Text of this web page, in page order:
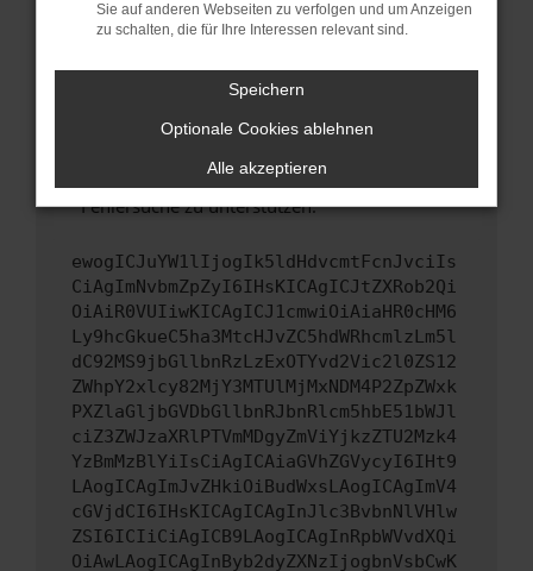
führen, dass bestimmte Funktionen nicht mehr
unterstützt werden.
Wende dich an den Webseitenbetreiber.
Wenn du alle oben genannten Schritte versucht
hast, kontaktiere uns bitte. Wir werden
uns diesen Text schicken, um uns bei der
Fehlersuche zu unterstützen:
ewogICJuYW1lIjogIk5ldHdvcmtFcnJvciIs
CiAgImNvbmZpZyI6IHsKICAgICJtZXRob2Qi
OiAiR0VUIiwKICAgICJ1cmwiOiAiaHR0cHM6
Ly9hcGkueC5ha3MtcHJvZC5hdWRhcmlzLm5l
dC92MS9jbGllbnRzLzExOTYvd2Vic2l0ZS12
ZWhpY2xlcy82MjY3MTUlMjMxNDM4P2ZpZWxk
PXZlaGljbGVDbGllbnRJbnRlcm5hbE51bWJl
ciZ3ZWJzaXRlPTVmMDgyZmViYjkzZTU2Mzk4
YzBmMzBlYiIsCiAgICAiaGVhZGVycyI6IHt9
LAogICAgImJvZHkiOiBudWxsLAogICAgImV4
cGVjdCI6IHsKICAgICAgInJlc3BvbnNlVHlw
ZSI6ICIiCiAgICB9LAogICAgInRpbWVvdXQi
OiAwLAogICAgInByb2dyZXNzIjogbnVsbCwK
Sie auf anderen Webseiten zu verfolgen und um Anzeigen
zu schalten, die für Ihre Interessen relevant sind.
Speichern
Optionale Cookies ablehnen
Alle akzeptieren